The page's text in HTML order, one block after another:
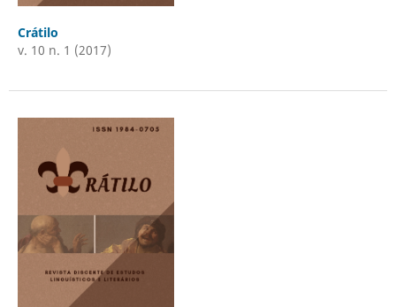
Crátilo
v. 10 n. 1 (2017)